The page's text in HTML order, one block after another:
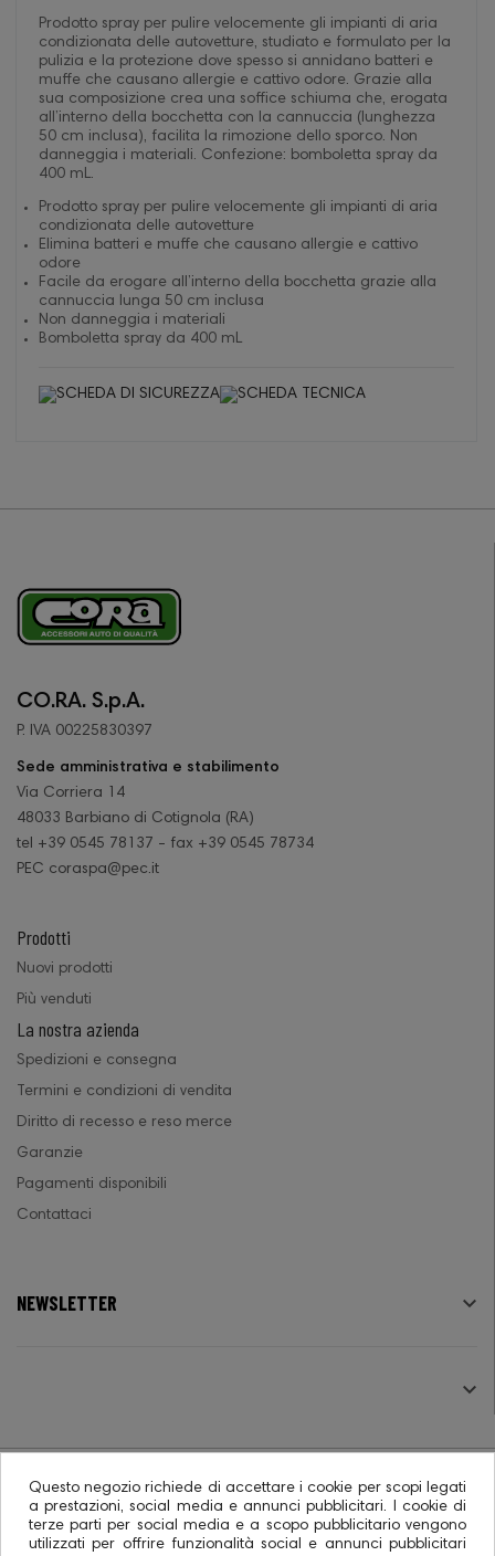
Prodotto spray per pulire velocemente gli impianti di aria
condizionata delle autovetture, studiato e formulato per la
pulizia e la protezione dove spesso si annidano batteri e
muffe che causano allergie e cattivo odore. Grazie alla
sua composizione crea una soffice schiuma che, erogata
all’interno della bocchetta con la cannuccia (lunghezza
50 cm inclusa), facilita la rimozione dello sporco. Non
danneggia i materiali. Confezione: bomboletta spray da
400 mL.
Prodotto spray per pulire velocemente gli impianti di aria
condizionata delle autovetture
Elimina batteri e muffe che causano allergie e cattivo
odore
Facile da erogare all’interno della bocchetta grazie alla
cannuccia lunga 50 cm inclusa
Non danneggia i materiali
Bomboletta spray da 400 mL
CO.RA. S.p.A.
P. IVA 00225830397
Sede amministrativa e stabilimento
Via Corriera 14
48033 Barbiano di Cotignola (RA)
tel +39 0545 78137 - fax +39 0545 78734
PEC coraspa@pec.it
Prodotti
Nuovi prodotti
Più venduti
La nostra azienda
Spedizioni e consegna
Termini e condizioni di vendita
Diritto di recesso e reso merce
Garanzie
Pagamenti disponibili
Contattaci
NEWSLETTER 

© 2026 - Ecommerce software CO.RA. SpA
Questo negozio richiede di accettare i cookie per scopi legati
a prestazioni, social media e annunci pubblicitari. I cookie di
terze parti per social media e a scopo pubblicitario vengono
utilizzati per offrire funzionalità social e annunci pubblicitari